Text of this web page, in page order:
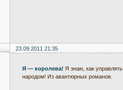
23.09.2011 21:35
Я — королева! Я знаю, как управлять
народом! Из авантюрных романов.